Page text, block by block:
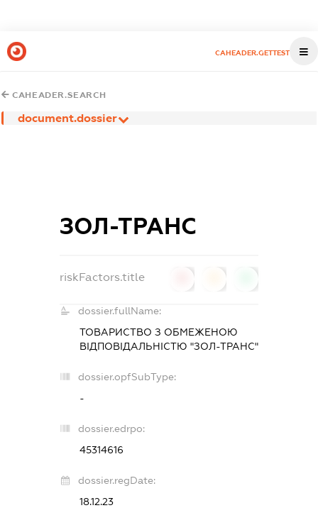
CAHEADER.GETTEST
CAHEADER.SEARCH
document.dossier
ЗОЛ-ТРАНС
riskFactors.title
dossier.fullName:
ТОВАРИСТВО З ОБМЕЖЕНОЮ
ВІДПОВІДАЛЬНІСТЮ "ЗОЛ-ТРАНС"
dossier.opfSubType:
-
dossier.edrpo:
45314616
dossier.regDate:
18.12.23